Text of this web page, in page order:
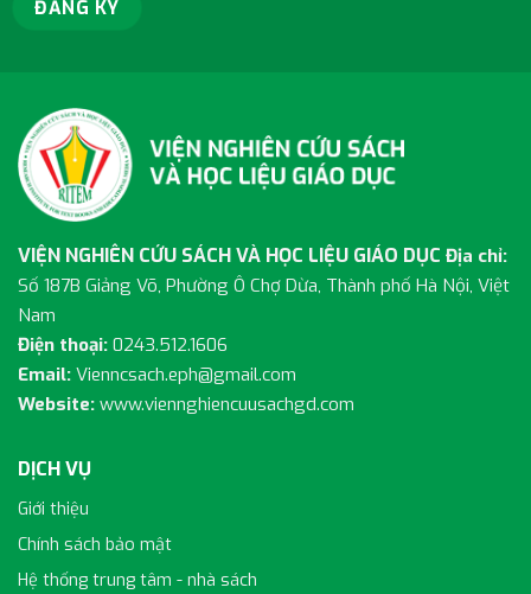
VIỆN NGHIÊN CỨU SÁCH VÀ HỌC LIỆU GIÁO DỤC Địa chỉ:
Số 187B Giảng Võ, Phường Ô Chợ Dừa, Thành phố Hà Nội, Việt
Nam
Điện thoại: 0243.512.1606
Email: Vienncsach.eph@gmail.com
Website: www.viennghiencuusachgd.com
DỊCH VỤ
Giới thiệu
Chính sách bảo mật
Hệ thống trung tâm - nhà sách